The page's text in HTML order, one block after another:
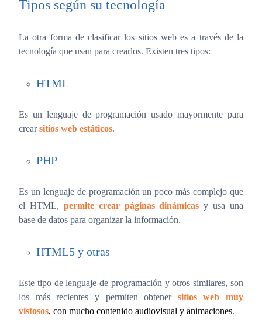
Tipos según su tecnología
La otra forma de clasificar los sitios web es a través de la
tecnología que usan para crearlos. Existen tres tipos:
HTML
Es un lenguaje de programación usado mayormente para
crearsitios web estáticos.
PHP
Es un lenguaje de programación un poco más complejo que
el HTML, permite crear páginas dinámicas y usa una
base de datos para organizar la información.
HTML5 y otras
Este tipo de lenguaje de programación y otros similares, son
los más recientes y permiten obtener sitios web muy
vistosos, con mucho contenido audiovisual y animaciones.